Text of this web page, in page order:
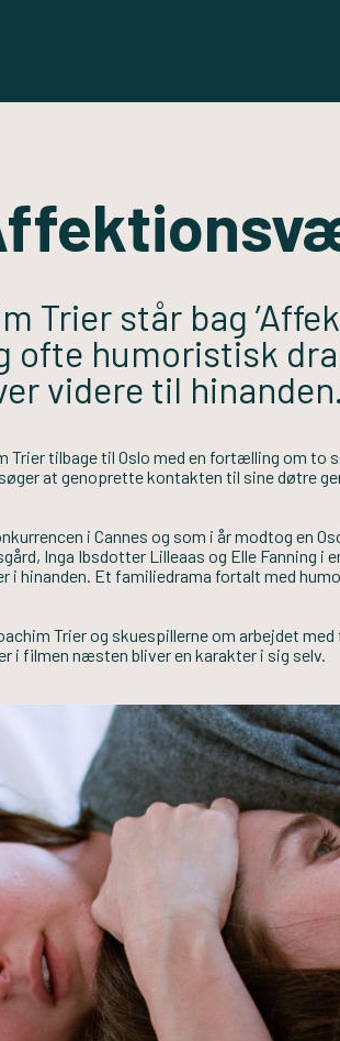
Trier står bag
ofte humoristisk
videre til hinanden.
Trier tilbage til Oslo med en fortælling om to
at genoprette kontakten til sine døtre
i Cannes og som i år modtog en
Inga Ibsdotter Lilleaas og Elle Fanning i
Et familiedrama fortalt med
Trier og skuespillerne om arbejdet
i filmen næsten bliver en karakter i sig selv.